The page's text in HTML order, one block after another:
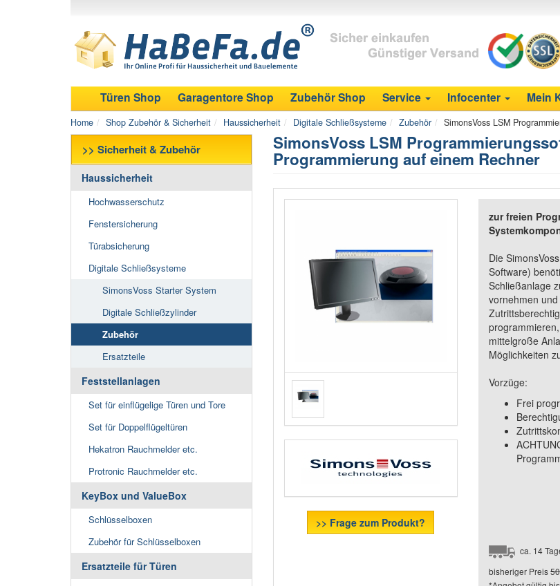
Türen Shop Garagentore Shop Zubehör Shop Service Infocenter Mein
Home Shop Zubehör & Sicherheit Haussicherheit Digitale Schließsysteme Zubehör SimonsVoss LSM
>> Sicherheit & Zubehör
Haussicherheit
Hochwasserschutz
Fenstersicherung
Türabsicherung
Digitale Schließsysteme
SimonsVoss Starter System
Digitale Schließzylinder
Zubehör
Ersatzteile
Feststellanlagen
Set für einflügelige Türen und Tore
Set für Doppelflügeltüren
Hekatron Rauchmelder etc.
Protronic Rauchmelder etc.
KeyBox und ValueBox
Schlüsselboxen
Zubehör für Schlüsselboxen
Ersatzteile für Türen
SimonsVoss LSM
Programmierung auf einem Rechner
>> Frage zum Produkt?
zur freien
Die
Software)
Schließanlage
vornehmen
mittelgroße
Möglichkeiten
Vorzüge:
Frei
ca. 14
bisheriger Preis